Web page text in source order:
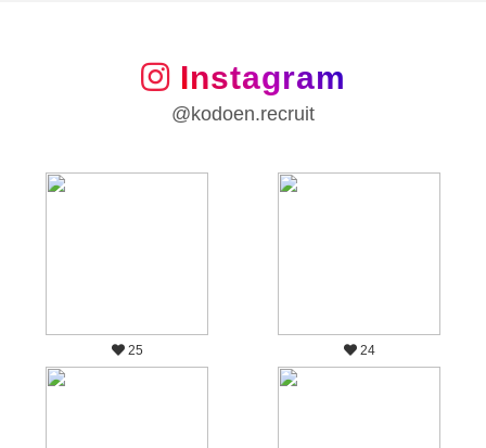
Instagram
@kodoen.recruit
25 24